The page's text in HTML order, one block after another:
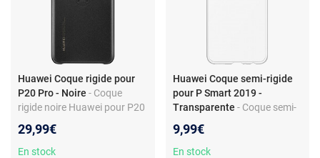
Huawei Coque rigide pour
P20 Pro - Noire - Coque
rigide noire Huawei pour P20
29,99€
En stock
Huawei Coque semi-rigide
pour P Smart 2019 -
Transparente - Coque semi-
Huawei P Smart 2019
9,99€
En stock